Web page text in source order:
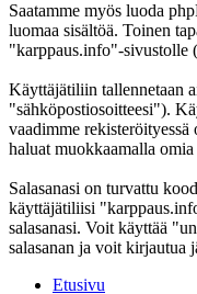
Saatamme myös luoda
luomaa sisältöä. Toinen
"karppaus.info"-sivustolle
Käyttäjätiliin tallennetaan
"sähköpostiosoitteesi").
vaadimme
haluat muokkaamalla omia
Salasanasi on turvattu
käyttäjätiliisi
salasanasi. Voit käyttää
salasanan ja voit kirjautua
Etusivu